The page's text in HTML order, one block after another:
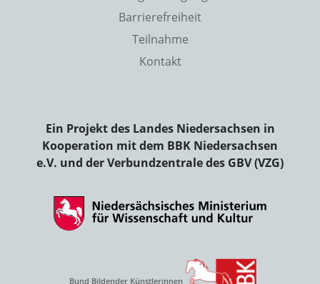
Barrierefreiheit
Teilnahme
Kontakt
Ein Projekt des Landes Niedersachsen in
Kooperation mit dem BBK Niedersachsen
e.V. und der Verbundzentrale des GBV (VZG)
Bund Bildender Künstlerinnen